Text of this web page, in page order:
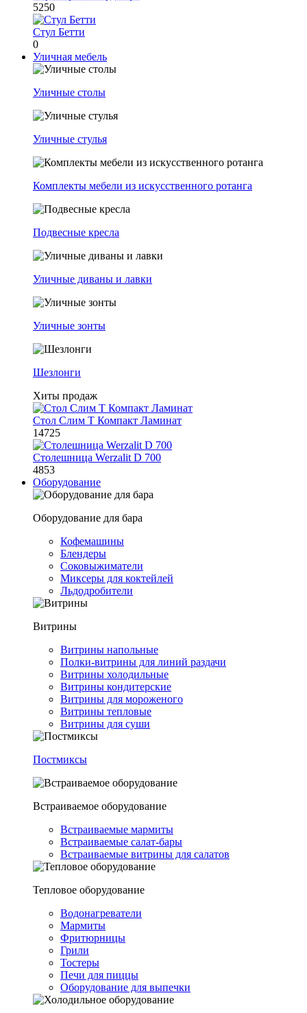
5250
Стул Бетти
0
Уличная мебель
Уличные столы
Уличные стулья
Комплекты мебели из искусственного ротанга
Подвесные кресла
Уличные диваны и лавки
Уличные зонты
Шезлонги
Хиты продаж
Стол Слим Т Компакт Ламинат
14725
Столешница Werzalit D 700
4853
Оборудование
Оборудование для бара
Кофемашины
Блендеры
Соковыжиматели
Миксеры для коктейлей
Льдодробители
Витрины
Витрины напольные
Полки-витрины для линий раздачи
Витрины холодильные
Витрины кондитерские
Витрины для мороженого
Витрины тепловые
Витрины для суши
Постмиксы
Встраиваемое оборудование
Встраиваемые мармиты
Встраиваемые салат-бары
Встраиваемые витрины для салатов
Тепловое оборудование
Водонагреватели
Мармиты
Фритюрницы
Грили
Тостеры
Печи для пиццы
Оборудование для выпечки